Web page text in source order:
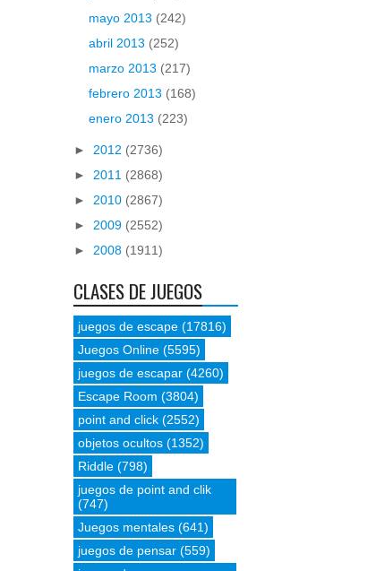
mayo 2013 (242)
abril 2013 (252)
marzo 2013 (217)
febrero 2013 (168)
enero 2013 (223)
► 2012 (2736)
► 2011 (2868)
► 2010 (2867)
► 2009 (2552)
► 2008 (1911)
CLASES DE JUEGOS
juegos de escape (17816)
Juegos Online (5595)
juegos de escapar (4260)
Escape Room (3804)
point and click (2552)
objetos ocultos (1352)
Riddle (798)
juegos de point and clik
(747)
Juegos mentales (641)
juegos de pensar (559)